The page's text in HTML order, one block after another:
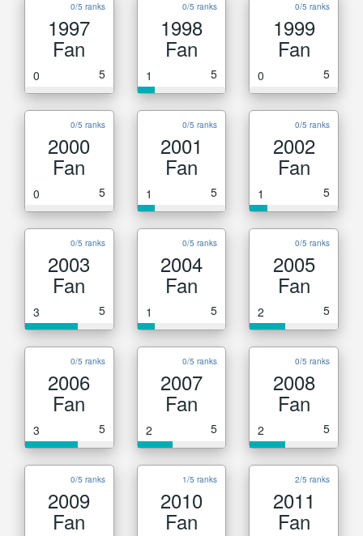
0/5 ranks
1997
Fan
0 5
0/5 ranks
1998
Fan
1 5
0/5 ranks
1999
Fan
0 5
0/5 ranks
2000
Fan
0 5
0/5 ranks
2001
Fan
1 5
0/5 ranks
2002
Fan
1 5
0/5 ranks
2003
Fan
3 5
0/5 ranks
2004
Fan
1 5
0/5 ranks
2005
Fan
2 5
0/5 ranks
2006
Fan
3 5
0/5 ranks
2007
Fan
2 5
0/5 ranks
2008
Fan
2 5
0/5 ranks
2009
Fan
1/5 ranks
2010
Fan
2/5 ranks
2011
Fan